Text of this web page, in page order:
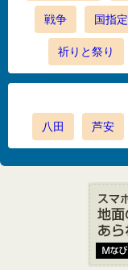
戦争 国指定
祈りと祭り
八田 芦安